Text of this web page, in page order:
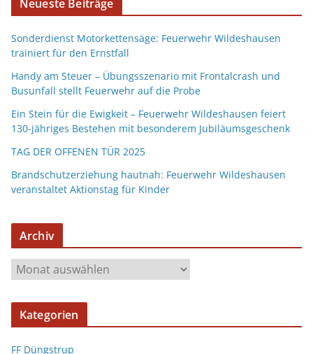
Neueste Beiträge
Sonderdienst Motorkettensäge: Feuerwehr Wildeshausen
trainiert für den Ernstfall
Handy am Steuer – Übungsszenario mit Frontalcrash und
Busunfall stellt Feuerwehr auf die Probe
Ein Stein für die Ewigkeit – Feuerwehr Wildeshausen feiert
130-jähriges Bestehen mit besonderem Jubiläumsgeschenk
TAG DER OFFENEN TÜR 2025
Brandschutzerziehung hautnah: Feuerwehr Wildeshausen
veranstaltet Aktionstag für Kinder
Archiv
Kategorien
FF Düngstrup